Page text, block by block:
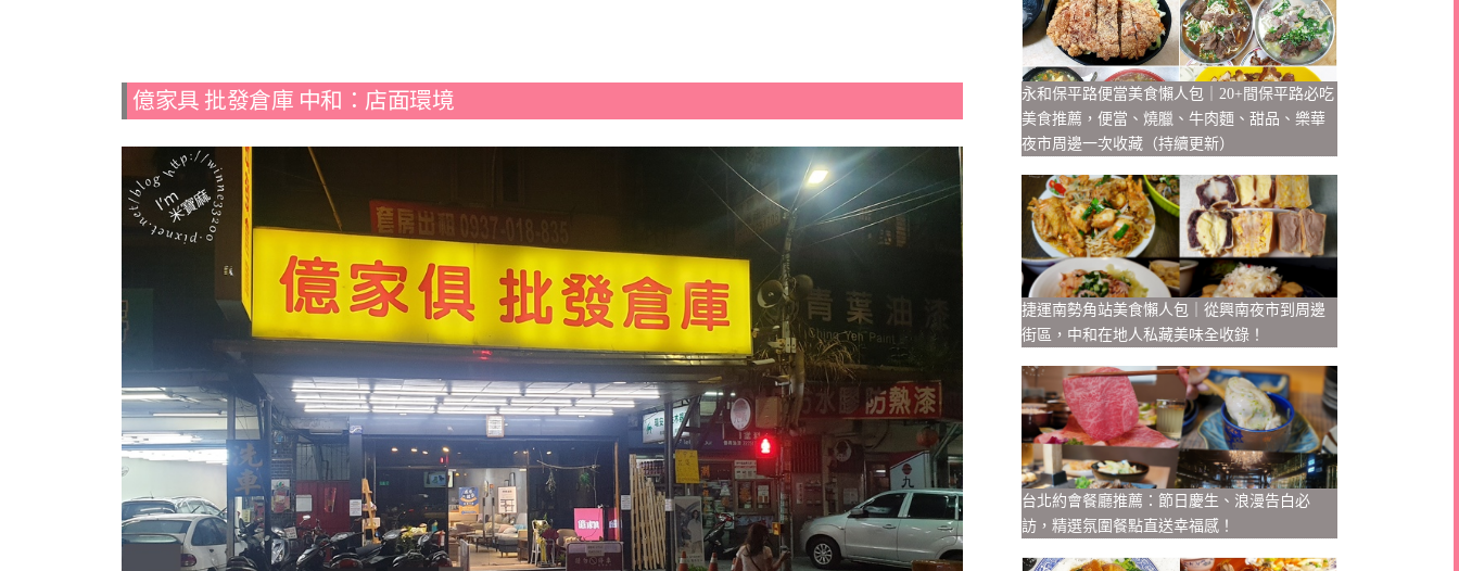
億家具 批發倉庫 中和：店面環境
永和保平路便當美食懶人包｜20+間保平路必吃
美食推薦，便當、燒臘、牛肉麵、甜品、樂華
夜市周邊一次收藏（持續更新）
捷運南勢角站美食懶人包｜從興南夜市到周邊
街區，中和在地人私藏美味全收錄！
台北約會餐廳推薦：節日慶生、浪漫告白必
訪，精選氛圍餐點直送幸福感！